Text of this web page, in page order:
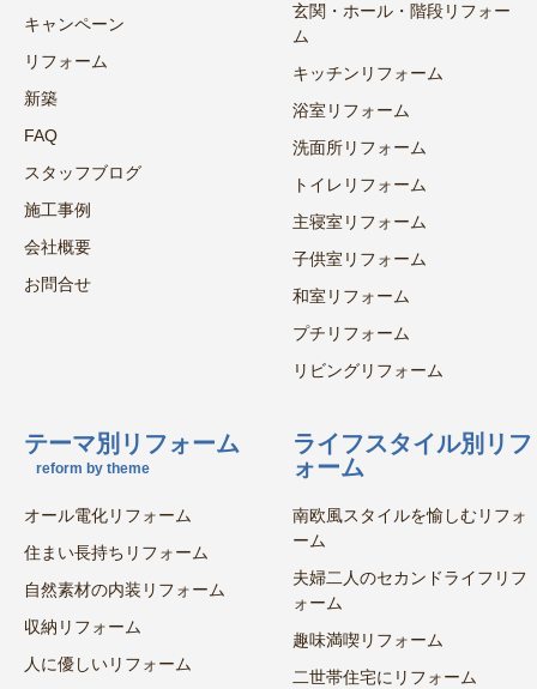
キャンペーン
リフォーム
新築
FAQ
スタッフブログ
施工事例
会社概要
お問合せ
玄関・ホール・階段リフォー
ム
キッチンリフォーム
浴室リフォーム
洗面所リフォーム
トイレリフォーム
主寝室リフォーム
子供室リフォーム
和室リフォーム
プチリフォーム
リビングリフォーム
テーマ別リフォーム
reform by theme
オール電化リフォーム
住まい長持ちリフォーム
自然素材の内装リフォーム
収納リフォーム
人に優しいリフォーム
ライフスタイル別リフ
ォーム
南欧風スタイルを愉しむリフォ
ーム
夫婦二人のセカンドライフリフ
ォーム
趣味満喫リフォーム
二世帯住宅にリフォーム